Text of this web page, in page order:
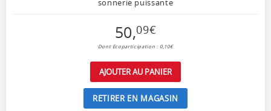
sonnerie puissante
50,09€
Dont Ecoparticipation : 0,10€
AJOUTER AU PANIER
RETIRER EN MAGASIN